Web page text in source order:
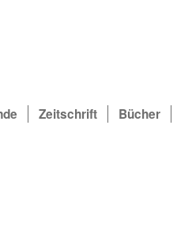
Zeitschrift Bücher